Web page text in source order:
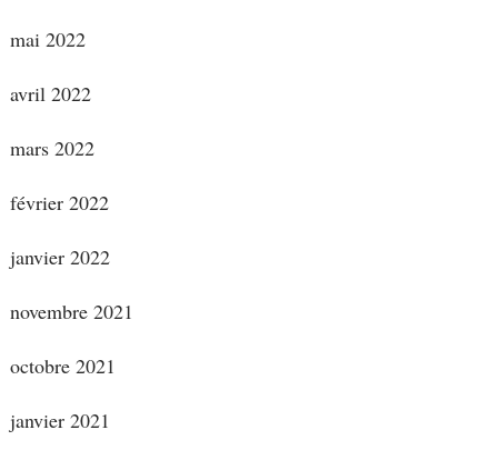
mai 2022
avril 2022
mars 2022
février 2022
janvier 2022
novembre 2021
octobre 2021
janvier 2021